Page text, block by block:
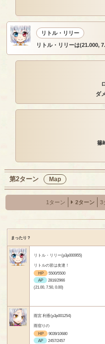
リトル・リリー
リトル・リリーは(21.000,
ダ
篠
第2ターン Map
1ターン 2ターン 3
まったり？
リトル・リリー(p3p000955)
リトルの皆は友達！
HP
5500/5500
AP
2816/2966
(21.00, 7.50, 0.00)
雨宮 利香(p3p001254)
雨宿りの
HP
9039/10680
AP
2457/2457